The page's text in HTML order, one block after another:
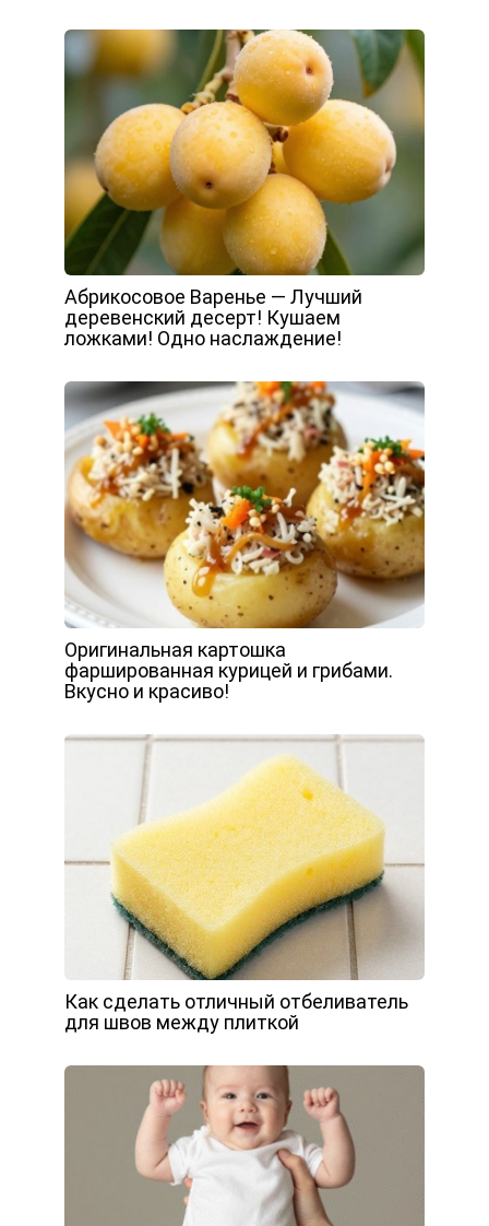
Абрикосовое Варенье — Лучший
деревенский десерт! Кушаем
ложками! Одно наслаждение!
Оригинальная картошка
фаршированная курицей и грибами.
Вкусно и красиво!
Как сделать отличный отбеливатель
для швов между плиткой